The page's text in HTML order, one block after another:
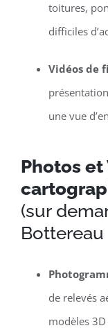
toitures,
difficiles
Vidéos de
une vue
Photos
(sur
Bottereau
de relevés
modèles